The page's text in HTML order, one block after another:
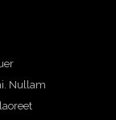
Nullam